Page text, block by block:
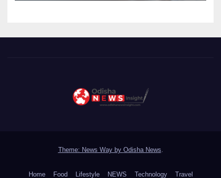
Theme: News Way by Odisha News
Home Food Lifestyle NEWS Technology Travel